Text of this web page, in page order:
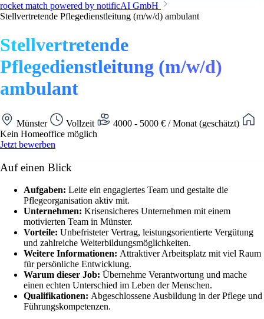
rocket match powered by notificAI GmbH
Stellvertretende Pflegedienstleitung (m/w/d) ambulant
Stellvertretende
Pflegedienstleitung (m/w/d)
ambulant
Münster Vollzeit
4000 - 5000 € / Monat (geschätzt)
Kein Homeoffice möglich
Jetzt bewerben
Auf einen Blick
Aufgaben: Leite ein engagiertes Team und gestalte die
Pflegeorganisation aktiv mit.
Unternehmen: Krisensicheres Unternehmen mit einem
motivierten Team in Münster.
Vorteile: Unbefristeter Vertrag, leistungsorientierte Vergütung
und zahlreiche Weiterbildungsmöglichkeiten.
Weitere Informationen: Attraktiver Arbeitsplatz mit viel Raum
für persönliche Entwicklung.
Warum dieser Job: Übernehme Verantwortung und mache
einen echten Unterschied im Leben der Menschen.
Qualifikationen: Abgeschlossene Ausbildung in der Pflege und
Führungskompetenzen.